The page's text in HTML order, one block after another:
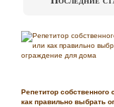
Репетитор собственного
как правильно выбрать